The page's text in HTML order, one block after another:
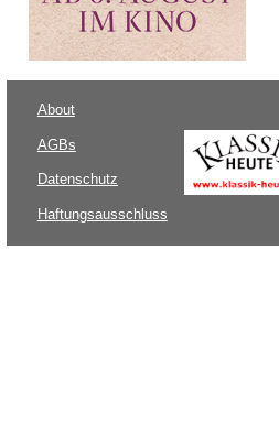
About
AGBs
Datenschutz
Haftungsausschluss